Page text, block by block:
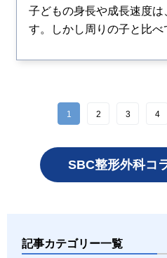
子どもの身長や成長速度は
す。しかし周りの子と比べ
1 2 3 4
SBC整形外科コ
記事カテゴリー一覧